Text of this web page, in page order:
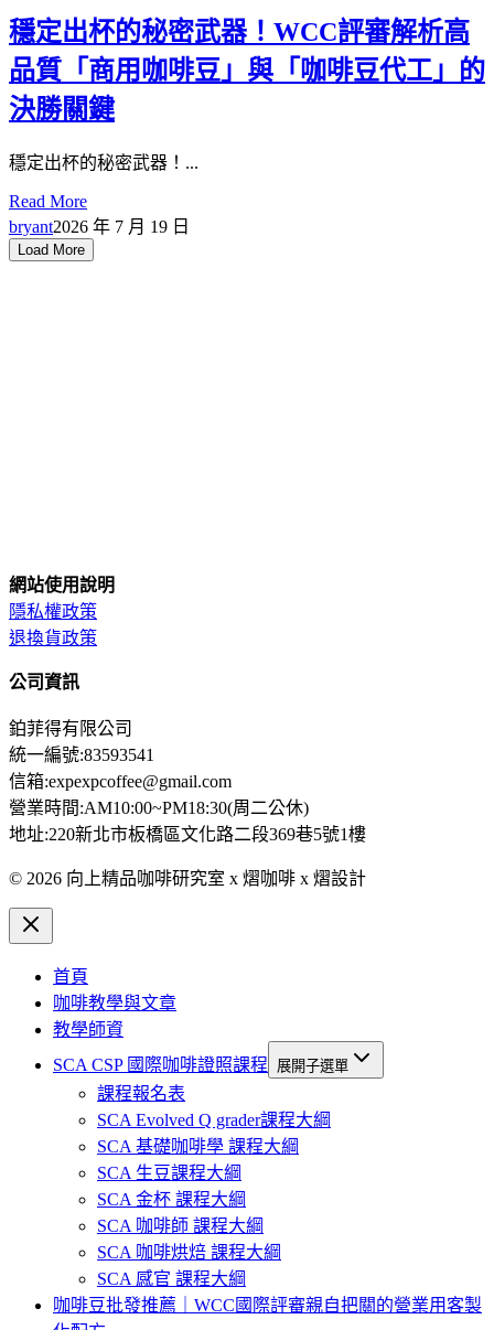
穩定出杯的秘密武器！WCC評審解析高
品質「商用咖啡豆」與「咖啡豆代工」的
決勝關鍵
穩定出杯的秘密武器！...
Read More
bryant2026 年 7 月 19 日
Load More
網站使用說明
隱私權政策
退換貨政策
公司資訊
鉑菲得有限公司
統一編號:83593541
信箱:expexpcoffee@gmail.com
營業時間:AM10:00~PM18:30(周二公休)
地址:220新北市板橋區文化路二段369巷5號1樓
© 2026 向上精品咖啡研究室 x 熠咖啡 x 熠設計
首頁
咖啡教學與文章
教學師資
SCA CSP 國際咖啡證照課程
展開子選單
課程報名表
SCA Evolved Q grader課程大綱
SCA 基礎咖啡學 課程大綱
SCA 生豆課程大綱
SCA 金杯 課程大綱
SCA 咖啡師 課程大綱
SCA 咖啡烘焙 課程大綱
SCA 感官 課程大綱
咖啡豆批發推薦｜WCC國際評審親自把關的營業用客製